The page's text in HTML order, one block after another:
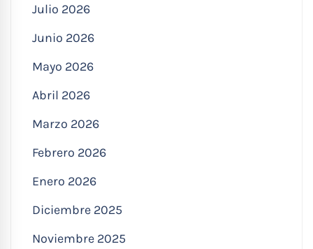
Julio 2026
Junio 2026
Mayo 2026
Abril 2026
Marzo 2026
Febrero 2026
Enero 2026
Diciembre 2025
Noviembre 2025